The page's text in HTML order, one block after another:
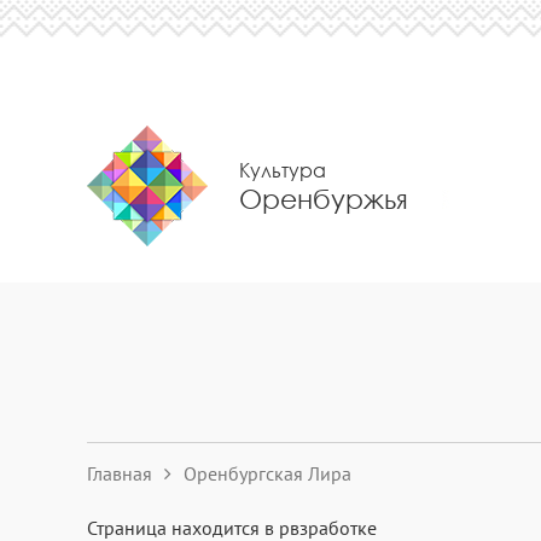
Культура
Оренбуржья
Главная Оренбургская Лира
Страница находится в рвзработке